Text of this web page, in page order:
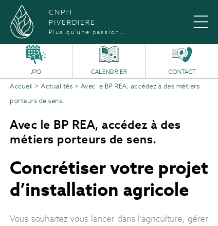
CNPH
PIVERDIERE
Plus qu'une passion…
JPO CALENDRIER CONTACT
Accueil > Actualités > Avec le BP REA, accédez à des métiers
porteurs de sens.
Avec le BP REA, accédez à des
métiers porteurs de sens.
Concrétiser votre projet
d’installation agricole
Vous souhaitez vous lancer dans l’agriculture, gérer